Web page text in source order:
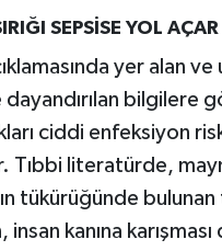
SEPSİSE YOL
yer alan ve
bilgilere
ciddi enfeksiyon
Tıbbi literatürde,
tükürüğünde
kanına